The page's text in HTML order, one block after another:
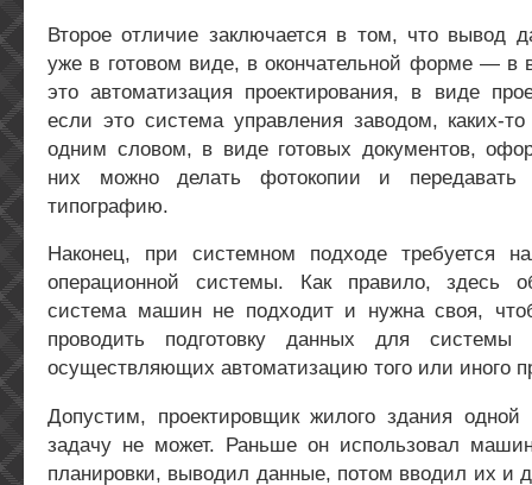
Второе отличие заключается в том, что вывод
уже в готовом виде, в окончательной форме — в
это автоматизация проектирования, в виде
если это система управления заводом, каких-
одним словом, в виде готовых документов,
них можно делать фотокопии и передавать
типографию.
Наконец, при системном подходе требуется
операционной системы. Как правило, здесь
система машин не подходит и нужна своя,
проводить подготовку данных для системы
осуществляющих автоматизацию того или иного
Допустим, проектировщик жилого здания
задачу не может. Раньше он использовал
планировки, выводил данные, потом вводил их и